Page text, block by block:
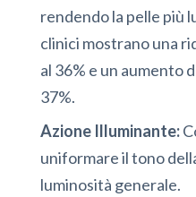
rendendo la pelle più
clinici mostrano una
al 36% e un aumento
37%.
Azione Illuminante:
uniformare il tono
luminosità generale.